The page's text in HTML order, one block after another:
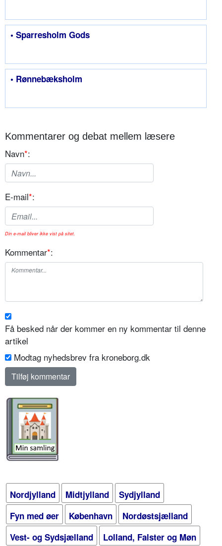
• Sparresholm Gods
• Rønnebæksholm
Kommentarer og debat mellem læsere
Navn*:
E-mail*:
Din e-mail bliver ikke vist på sitet.
Kommentar*:
Få besked når der kommer en ny kommentar til denne
artikel
Modtag nyhedsbrev fra kroneborg.dk
Nordjylland Midtjylland
Sydjylland
Fyn med øer
København
Nordøstsjælland
Vest- og Sydsjælland
Lolland, Falster og Møn